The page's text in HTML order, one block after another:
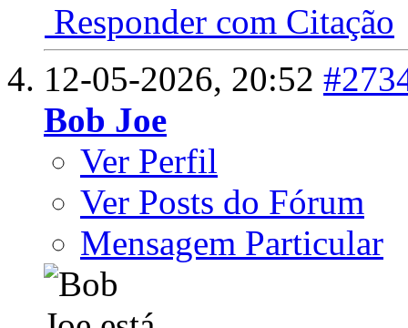
Responder com Citação
12-05-2026, 20:52
Bob Joe
Ver Perfil
Ver Posts do Fórum
Mensagem Particular